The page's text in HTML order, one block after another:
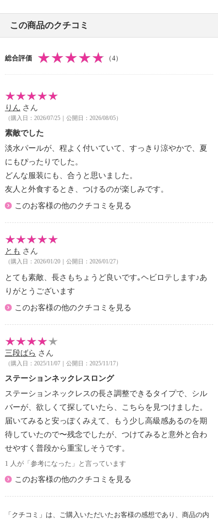
この商品のクチコミ
総合評価 （4）
りん さん
（購入日：2026/07/25｜公開日：2026/08/05）
素敵でした
淡水パールが、程よく付いていて、すっきり涼やかで、夏
にもぴったりでした。
どんな服装にも、合うと思いました。
友人と外食するとき、つけるのが楽しみです。
このお客様の他のクチコミを見る
とも さん
（購入日：2026/01/20｜公開日：2026/01/27）
とても素敵、長さもちょうど良いです｡ヘビロテします♪あ
りがとうございます
このお客様の他のクチコミを見る
三段ばら さん
（購入日：2025/11/07｜公開日：2025/11/17）
ステーションネックレスロング
ステーションネックレスの長さ調整できるタイプで、シル
バーが、欲しくて探していたら、こちらを見つけました。
届いてみると安っぽくみえて、もう少し高級感あるのを期
待していたので〜残念でしたが、つけてみると意外と合わ
せやすく普段から重宝しそうです。
1 人が「参考になった」と言っています
このお客様の他のクチコミを見る
「クチコミ」は、ご購入いただいたお客様の感想であり、商品の内